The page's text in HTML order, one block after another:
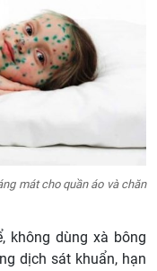
mát cho quần áo và chăn
không dùng xà bông
dịch sát khuẩn, hạn